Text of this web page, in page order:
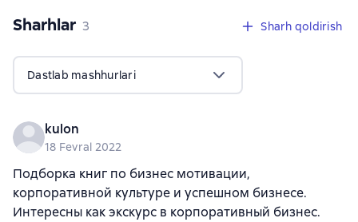
Sharhlar 3 sharhlar
3 Sharh qoldirish
Dastlab mashhurlari
kulon
18 Fevral 2022
Подборка книг по бизнес мотивации,
корпоративной культуре и успешном бизнесе.
Интересны как экскурс в корпоративный бизнес.